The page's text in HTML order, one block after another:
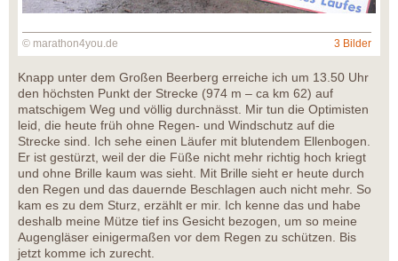
© marathon4you.de 3 Bilder
Knapp unter dem Großen Beerberg erreiche ich um 13.50 Uhr
den höchsten Punkt der Strecke (974 m – ca km 62) auf
matschigem Weg und völlig durchnässt. Mir tun die Optimisten
leid, die heute früh ohne Regen- und Windschutz auf die
Strecke sind. Ich sehe einen Läufer mit blutendem Ellenbogen.
Er ist gestürzt, weil der die Füße nicht mehr richtig hoch kriegt
und ohne Brille kaum was sieht. Mit Brille sieht er heute durch
den Regen und das dauernde Beschlagen auch nicht mehr. So
kam es zu dem Sturz, erzählt er mir. Ich kenne das und habe
deshalb meine Mütze tief ins Gesicht bezogen, um so meine
Augengläser einigermaßen vor dem Regen zu schützen. Bis
jetzt komme ich zurecht.